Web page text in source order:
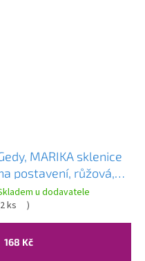
MARIKA sklenice
postavení, růžová,
u dodavatele
2 ks )
168 Kč